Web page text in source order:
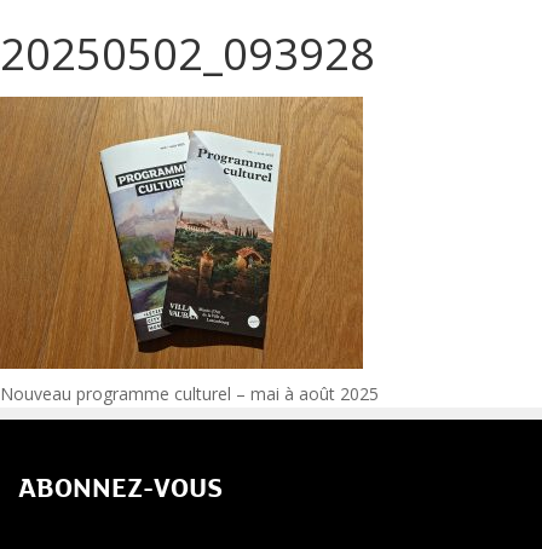
20250502_093928
Navigation
l’article
Nouveau programme culturel – mai à août 2025
ABONNEZ-VOUS